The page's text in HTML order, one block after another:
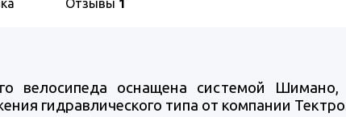
Отзывы 1
велосипеда оснащена системой
гидравлического типа от компании